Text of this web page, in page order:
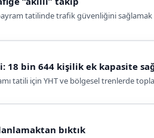
bayram tatilinde trafik güvenliğini
18 bin 644 kişilik ek kapasite
tatili için YHT ve bölgesel trenlerde
bıktık